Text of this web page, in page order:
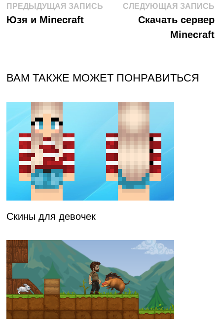
Навигация
по
ПРЕДЫДУЩАЯ ЗАПИСЬ Предыдущая
Юзя и Minecraft
СЛЕДУЮЩАЯ ЗАПИСЬ
Скачать сервер
Minecraft
ВАМ ТАКЖЕ МОЖЕТ ПОНРАВИТЬСЯ
Скины для девочек